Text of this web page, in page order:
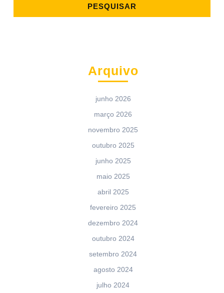
Arquivo
junho 2026
março 2026
novembro 2025
outubro 2025
junho 2025
maio 2025
abril 2025
fevereiro 2025
dezembro 2024
outubro 2024
setembro 2024
agosto 2024
julho 2024